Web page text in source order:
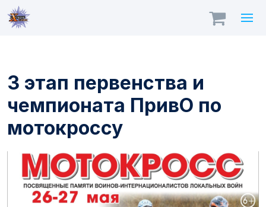
3 этап первенства и
чемпионата ПривО по
мотокроссу